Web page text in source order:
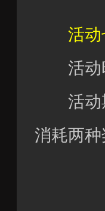
活动
活动时
活动期
消耗两